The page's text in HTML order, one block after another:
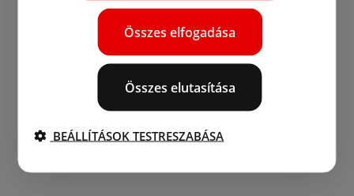
Összes elfogadása
Összes elutasítása
BEÁLLÍTÁSOK TESTRESZABÁSA